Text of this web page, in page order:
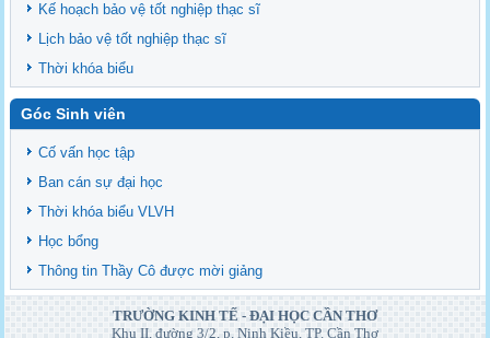
Kế hoạch bảo vệ tốt nghiệp thạc sĩ
Lịch bảo vệ tốt nghiệp thạc sĩ
Thời khóa biểu
Góc Sinh viên
Cố vấn học tập
Ban cán sự đại học
Thời khóa biểu VLVH
Học bổng
Thông tin Thầy Cô được mời giảng
TRƯỜNG KINH TẾ - ĐẠI HỌC CẦN THƠ
Khu II, đường 3/2, p. Ninh Kiều, TP. Cần Thơ